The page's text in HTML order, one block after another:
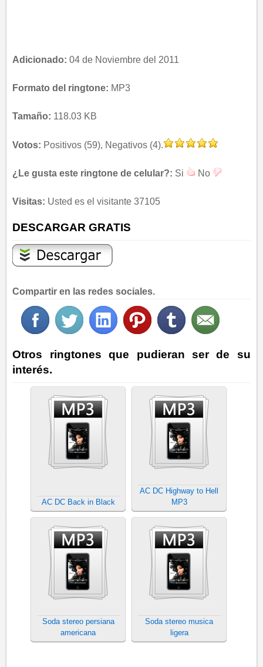
Adicionado: 04 de Noviembre del 2011
Formato del ringtone: MP3
Tamaño: 118.03 KB
Votos: Positivos (59), Negativos (4).
¿Le gusta este ringtone de celular?: Si No
Visitas: Usted es el visitante 37105
DESCARGAR GRATIS
Compartir en las redes sociales.
Otros ringtones que pudieran ser de su
interés.
AC DC Back in Black
AC DC Highway to Hell
MP3
Soda stereo persiana
americana
Soda stereo musica
ligera